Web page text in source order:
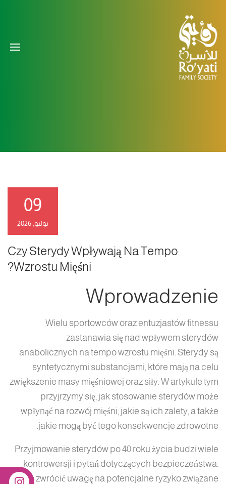
Czy Sterydy Wpływają Na Tempo
Wzrostu Mięśni?
09
يوليو, 2026
Wprowadzenie
Wielu sportowców oraz entuzjastów fitnessu
zastanawia się nad wpływem sterydów
anabolicznych na tempo wzrostu mięśni. Sterydy są
syntetycznymi substancjami, które mają na celu
zwiększenie masy mięśniowej oraz siły. W artykule tym
przyjrzymy się, jak stosowanie sterydów może
wpłynąć na rozwój mięśni, jakie są ich zalety, a także
jakie mogą być tego konsekwencje zdrowotne.
Przyjmowanie sterydów po 40 roku życia budzi wiele
kontrowersji i pytań dotyczących bezpieczeństwa.
Warto zwrócić uwagę na potencjalne ryzyko związane